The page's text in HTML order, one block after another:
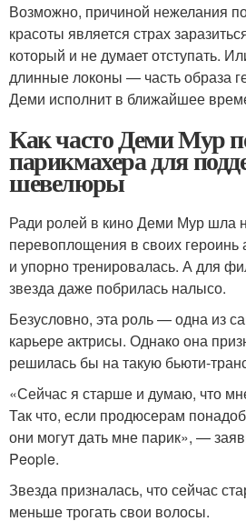
Возможно, причиной нежелания
красоты является страх
который и не думает отступать.
длинные локоны — часть образа
Деми исполнит в ближайшее
Как часто Деми Мур
парикмахера для
шевелюры
Ради ролей в кино Деми Мур шла
перевоплощения в своих героинь
и упорно тренировалась. А для
звезда даже побрилась налысо.
Безусловно, эта роль — одна из
карьере актрисы. Однако она
решилась бы на такую бьюти-
«Сейчас я старше и думаю, что
Так что, если продюсерам
они могут дать мне парик», —
People.
Звезда призналась, что сейчас
меньше трогать свои волосы.